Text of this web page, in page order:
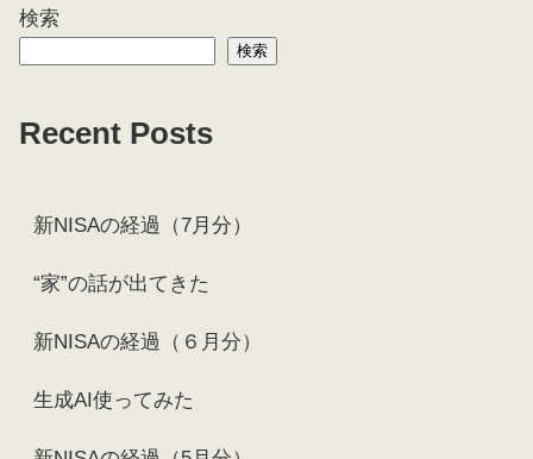
検索
検索
Recent Posts
新NISAの経過（7月分）
“家”の話が出てきた
新NISAの経過（６月分）
生成AI使ってみた